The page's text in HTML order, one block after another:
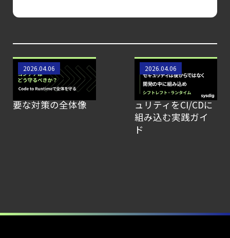
【ブログ】
CSPMとは？
クラウド構成ミスを未然に防ぐSecurity
Posture
Managementの全体像
｜LLM・
コンテナセキュリ
ティとは？クラウド
ネイティブ時代に必
要な対策の全体像
2026.04.06
シフトレフト
（Shift Left）と
は？コンテナセキ
ュリティをCI/CDに
組み込む実践ガイ
ド
2026.04.06